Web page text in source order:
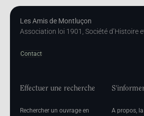
Les Amis de Montluçon
Association loi 1901, Société d’Histoire
Contact
Effectuer une recherche
Rechercher un ouvrage en
A propos,